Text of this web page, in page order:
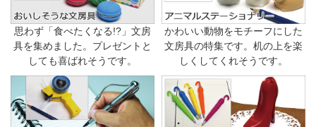
思わず「食べたくなる!?」文房
具を集めました。プレゼントと
しても喜ばれそうです。
かわいい動物をモチーフにした
文房具の特集です。机の上を楽
しくしてくれそうです。